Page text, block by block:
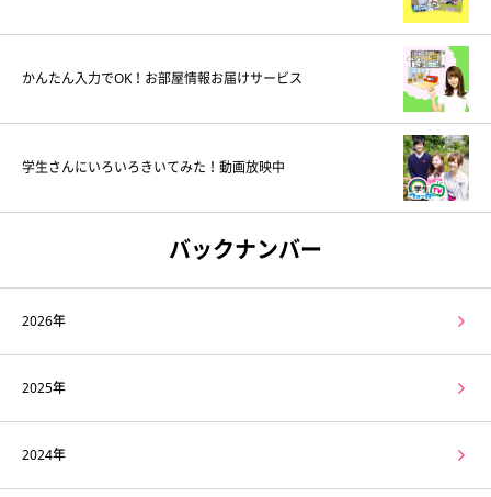
かんたん入力でOK！お部屋情報お届けサービス
学生さんにいろいろきいてみた！動画放映中
バックナンバー
2026年
2025年
2024年